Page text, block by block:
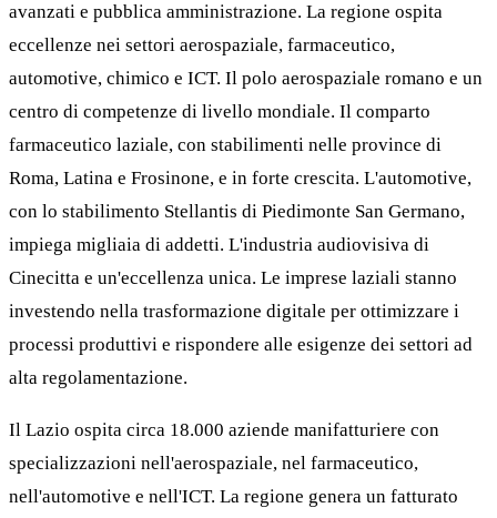
avanzati e pubblica amministrazione. La regione ospita
eccellenze nei settori aerospaziale, farmaceutico,
automotive, chimico e ICT. Il polo aerospaziale romano e un
centro di competenze di livello mondiale. Il comparto
farmaceutico laziale, con stabilimenti nelle province di
Roma, Latina e Frosinone, e in forte crescita. L'automotive,
con lo stabilimento Stellantis di Piedimonte San Germano,
impiega migliaia di addetti. L'industria audiovisiva di
Cinecitta e un'eccellenza unica. Le imprese laziali stanno
investendo nella trasformazione digitale per ottimizzare i
processi produttivi e rispondere alle esigenze dei settori ad
alta regolamentazione.
Il Lazio ospita circa 18.000 aziende manifatturiere con
specializzazioni nell'aerospaziale, nel farmaceutico,
nell'automotive e nell'ICT. La regione genera un fatturato